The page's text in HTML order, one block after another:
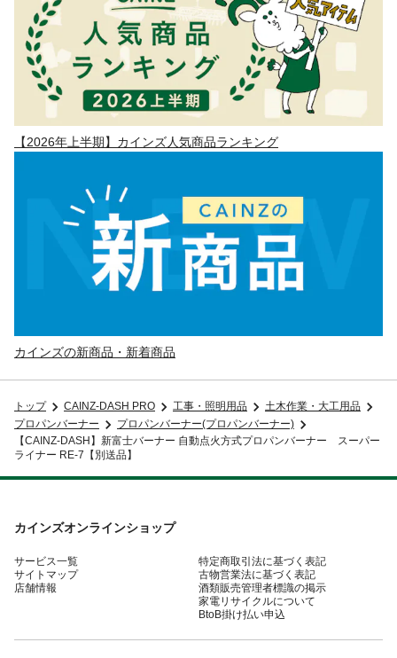
【2026年上半期】カインズ人気商品ランキング
カインズの新商品・新着商品
トップ CAINZ-DASH PRO 工事・照明用品
土木作業・大工用品
プロパンバーナー
プロパンバーナー(プロパンバーナー)
【CAINZ-DASH】新富士バーナー 自動点火方式プロパンバーナー スーパー
ライナー RE-7【別送品】
カインズオンラインショップ
サービス一覧
サイトマップ
店舗情報
特定商取引法に基づく表記
古物営業法に基づく表記
酒類販売管理者標識の掲示
家電リサイクルについて
BtoB掛け払い申込